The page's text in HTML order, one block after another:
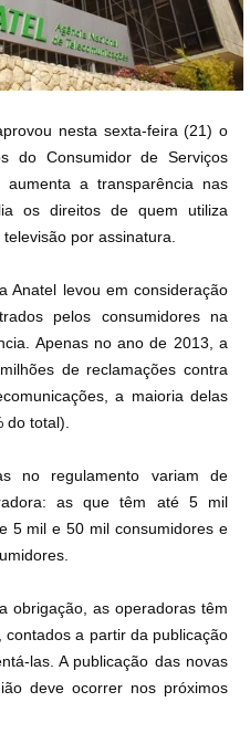
nesta sexta-feira (21) o
do Consumidor de Serviços
aumenta a transparência nas
os direitos de quem utiliza
por assinatura.
Anatel levou em consideração
pelos consumidores na
Apenas no ano de 2013, a
de reclamações contra
a maioria delas
total).
no regulamento variam de
as que têm até 5 mil
5 mil e 50 mil consumidores e
obrigação, as operadoras têm
a partir da publicação
las. A publicação das novas
deve ocorrer nos próximos